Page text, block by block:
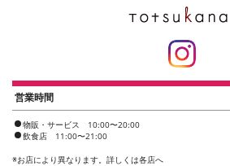
営業時間
物販・サービス 10:00〜20:00
飲食店 11:00〜21:00
※お店により異なります。詳しくは各店へ